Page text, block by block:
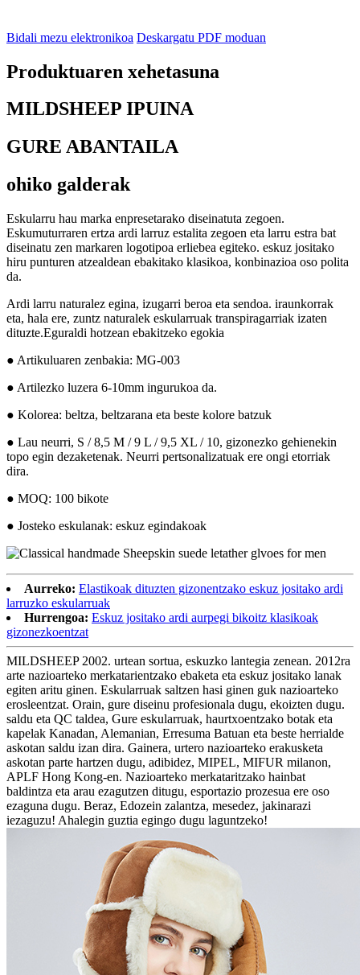
Bidali mezu elektronikoa Deskargatu PDF moduan
Produktuaren xehetasuna
MILDSHEEP IPUINA
GURE ABANTAILA
ohiko galderak
Eskularru hau marka enpresetarako diseinatuta zegoen.
Eskumuturraren ertza ardi larruz estalita zegoen eta larru estra bat
diseinatu zen markaren logotipoa erliebea egiteko. eskuz jositako
hiru punturen atzealdean ebakitako klasikoa, konbinazioa oso polita
da.
Ardi larru naturalez egina, izugarri beroa eta sendoa. iraunkorrak
eta, hala ere, zuntz naturalek eskularruak transpiragarriak izaten
dituzte.Eguraldi hotzean ebakitzeko egokia
● Artikuluaren zenbakia: MG-003
● Artilezko luzera 6-10mm ingurukoa da.
● Kolorea: beltza, beltzarana eta beste kolore batzuk
● Lau neurri, S / 8,5 M / 9 L / 9,5 XL / 10, gizonezko gehienekin
topo egin dezaketenak. Neurri pertsonalizatuak ere ongi etorriak
dira.
● MOQ: 100 bikote
● Josteko eskulanak: eskuz egindakoak
Aurreko: Elastikoak dituzten gizonentzako eskuz jositako ardi
larruzko eskularruak
Hurrengoa: Eskuz jositako ardi aurpegi bikoitz klasikoak
gizonezkoentzat
MILDSHEEP 2002. urtean sortua, eskuzko lantegia zenean. 2012ra
arte nazioarteko merkatarientzako ebaketa eta eskuz jositako lanak
egiten aritu ginen. Eskularruak saltzen hasi ginen guk nazioarteko
erosleentzat. Orain, gure diseinu profesionala dugu, ekoizten dugu.
saldu eta QC taldea, Gure eskularruak, haurtxoentzako botak eta
kapelak Kanadan, Alemanian, Erresuma Batuan eta beste herrialde
askotan saldu izan dira. Gainera, urtero nazioarteko erakusketa
askotan parte hartzen dugu, adibidez, MIPEL, MIFUR milanon,
APLF Hong Kong-en. Nazioarteko merkataritzako hainbat
baldintza eta arau ezagutzen ditugu, esportazio prozesua ere oso
ezaguna dugu. Beraz, Edozein zalantza, mesedez, jakinarazi
iezaguzu! Ahalegin guztia egingo dugu laguntzeko!